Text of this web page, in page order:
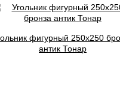
фигурный 250х250
антик Тонар